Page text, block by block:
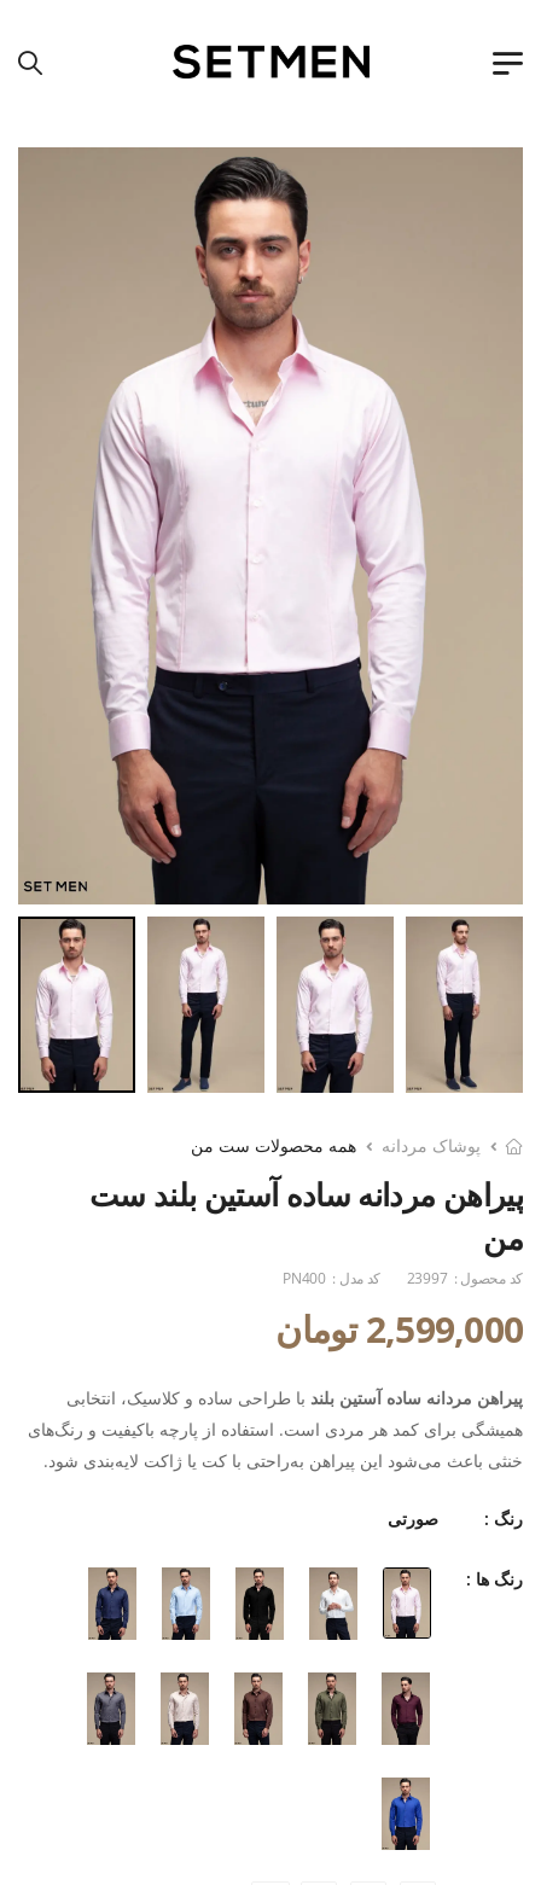
پوشاک مردانه همه محصولات ست من
پیراهن مردانه ساده آستین بلند ست
من
کد محصول : 23997 کد مدل : PN400
2,599,000 تومان
پیراهن مردانه ساده آستین بلند با طراحی ساده و کلاسیک، انتخابی
همیشگی برای کمد هر مردی است. استفاده از پارچه باکیفیت و رنگ‌های
خنثی باعث می‌شود این پیراهن به‌راحتی با کت یا ژاکت لایه‌بندی شود.
رنگ : صورتی
رنگ ها :